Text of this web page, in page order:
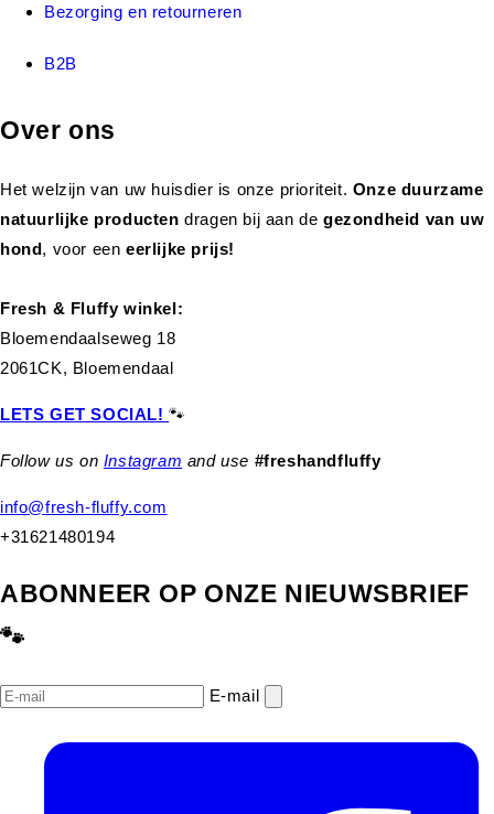
Bezorging en retourneren
B2B
Over ons
Het welzijn van uw huisdier is onze prioriteit. Onze duurzame
natuurlijke productendragen bij aan de gezondheid van uw
hond, voor eeneerlijke prijs!
Fresh & Fluffy winkel:
Bloemendaalseweg 18
2061CK, Bloemendaal
LETS GET SOCIAL!🐾
Follow us on Instagram and use #freshandfluffy
info@fresh-fluffy.com
+31621480194
ABONNEER OP ONZE NIEUWSBRIEF
🐾
E‑mail